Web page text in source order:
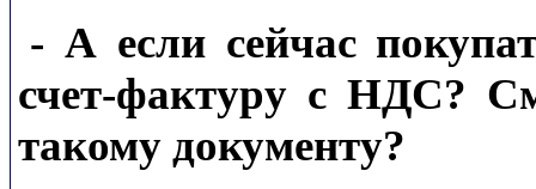
- А если сейчас
счет-фактуру с НДС?
такому документу?